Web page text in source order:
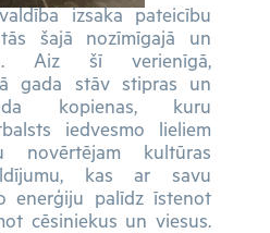
izsaka pateicību
šajā nozīmīgajā un
Aiz šī verienīgā,
gada stāv stipras un
kopienas, kuru
iedvesmo lieliem
novērtējam kultūras
kas ar savu
enerģiju palīdz īstenot
cēsiniekus un viesus.